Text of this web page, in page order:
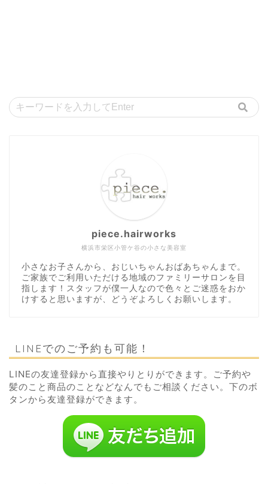
横浜市栄区小管ケ谷の小さな美容室
piece.hairworks
小さなお子さんから、おじいちゃんおばあちゃんまで。
ご家族でご利用いただける地域のファミリーサロンを目
指します！スタッフが僕一人なので色々とご迷惑をおか
けすると思いますが、どうぞよろしくお願いします。
LINEでのご予約も可能！
LINEの友達登録から直接やりとりができます。ご予約や
髪のこと商品のことなどなんでもご相談ください。下のボ
タンから友達登録ができます。